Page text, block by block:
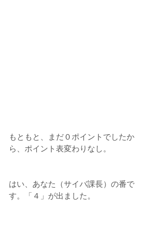
もともと、まだ０ポイントでしたか
ら、ポイント表変わりなし。
はい、あなた（サイバ課長）の番で
す。「４」が出ました。